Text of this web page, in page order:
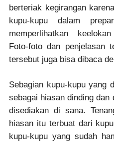
berteriak kegirangan
kupu-kupu dalam
memperlihatkan
Foto-foto dan penjelasan
tersebut juga bisa dibaca
Sebagian kupu-kupu yang
sebagai hiasan dinding
disediakan di sana.
hiasan itu terbuat dari
kupu-kupu yang sudah